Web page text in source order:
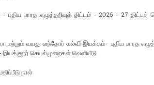
புதிய பாரத எழுத்தறிவுத் திட்டம் - 2026 - 27
மற்றும் வயது வந்தோர் கல்வி இயக்கம் - புதிய பாரத
இயக்குநர் செயல்முறைகள் வெளியீடு.
நாள்